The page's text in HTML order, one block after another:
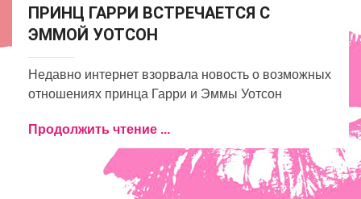
ПРИНЦ ГАРРИ ВСТРЕЧАЕТСЯ С
ЭММОЙ УОТСОН
Недавно интернет взорвала новость о возможных
отношениях принца Гарри и Эммы Уотсон
Продолжить чтение ...